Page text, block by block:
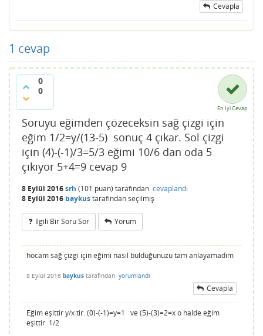
Cevapla
1 cevap
0
0
En İyi Cevap
Soruyu eğimden çözeceksin sağ çizgi için
eğim 1/2=y/(13-5) sonuç 4 çıkar. Sol çizgi
için (4)-(-1)/3=5/3 eğimi 10/6 dan oda 5
çıkıyor 5+4=9 cevap 9
8 Eylül 2016srh (101 puan) tarafından cevaplandı
8 Eylül 2016 baykustarafındanseçilmiş
Ilgili Bir Soru Sor Yorum
hocam sağ çizgi için eğimi nasıl bulduğunuzu tam anlayamadım
8 Eylül 2016 baykus tarafından yorumlandı
Cevapla
Eğim eşittir y/x tir. (0)-(-1)=y=1 ve (5)-(3)=2=x o halde eğim
eşittir. 1/2